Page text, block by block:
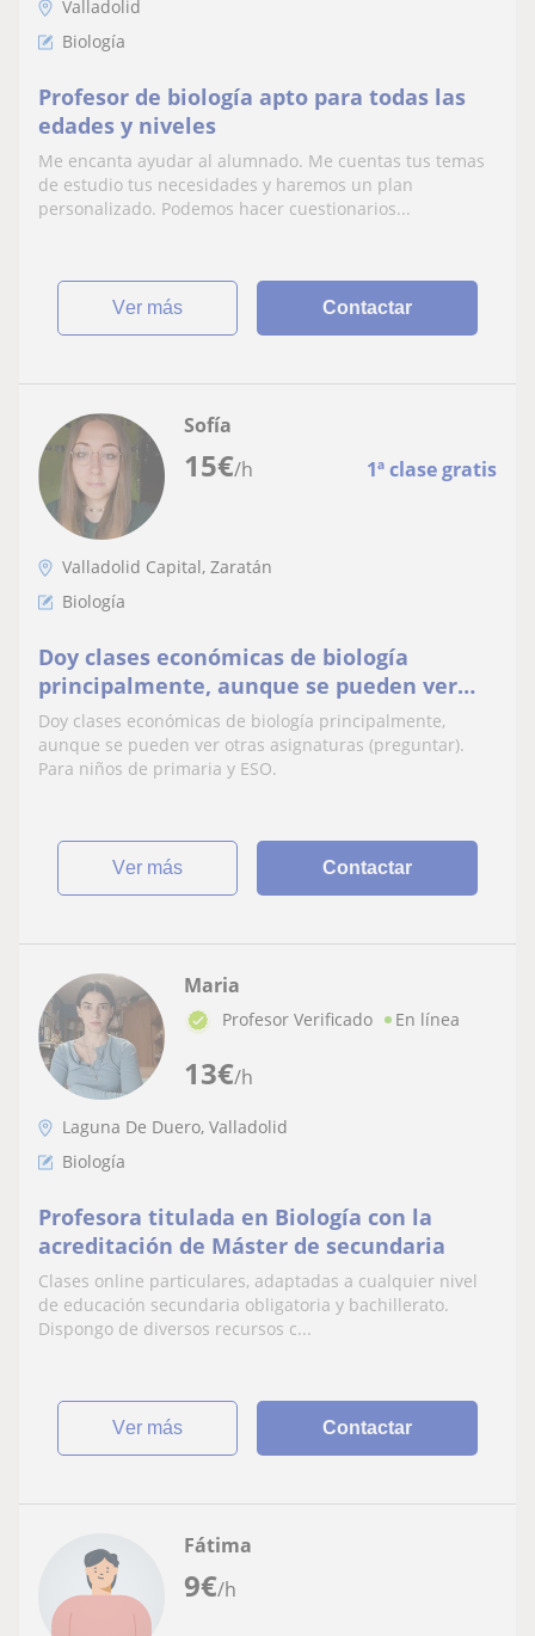
Valladolid
Biología
Profesor de biología apto para todas las
edades y niveles
Me encanta ayudar al alumnado. Me cuentas tus temas
de estudio tus necesidades y haremos un plan
personalizado. Podemos hacer cuestionarios...
ver más Contactar
15€/h 1ª clase gratis
Sofía
Valladolid Capital, Zaratán
Biología
Doy clases económicas de biología
principalmente, aunque se pueden ver
otras asignaturas (preguntar). Para niños
de primaria y ESO
Doy clases económicas de biología principalmente,
aunque se pueden ver otras asignaturas (preguntar).
Para niños de primaria y ESO.
ver más Contactar
13€/h
Maria
Profesor Verificado En línea
Laguna De Duero, Valladolid
Biología
Profesora titulada en Biología con la
acreditación de Máster de secundaria
Clases online particulares, adaptadas a cualquier nivel
de educación secundaria obligatoria y bachillerato.
Dispongo de diversos recursos c...
ver más Contactar
9€/h
Fátima